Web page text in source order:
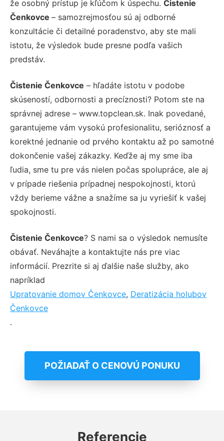
že osobný prístup je kľúčom k úspechu. Čistenie
Čenkovce – samozrejmosťou sú aj odborné
konzultácie či detailné poradenstvo, aby ste mali
istotu, že výsledok bude presne podľa vašich
predstáv.
Čistenie Čenkovce – hľadáte istotu v podobe
skúseností, odbornosti a precíznosti? Potom ste na
správnej adrese – www.topclean.sk. Inak povedané,
garantujeme vám vysokú profesionalitu, serióznosť a
korektné jednanie od prvého kontaktu až po samotné
dokončenie vašej zákazky. Keďže aj my sme iba
ľudia, sme tu pre vás nielen počas spolupráce, ale aj
v prípade riešenia prípadnej nespokojnosti, ktorú
vždy berieme vážne a snažíme sa ju vyriešiť k vašej
spokojnosti.
Čistenie Čenkovce? S nami sa o výsledok nemusíte
obávať. Neváhajte a kontaktujte nás pre viac
informácií. Prezrite si aj ďalšie naše služby, ako
napríklad
Upratovanie domov Čenkovce, Deratizácia holubov
Čenkovce
.
POŽIADAŤ O CENOVÚ PONUKU
Referencie